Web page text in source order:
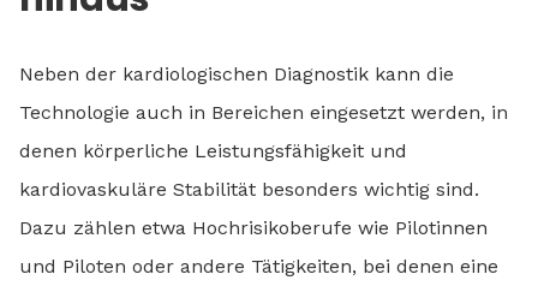
Neben der kardiologischen Diagnostik kann die
Technologie auch in Bereichen eingesetzt werden, in
denen körperliche Leistungsfähigkeit und
kardiovaskuläre Stabilität besonders wichtig sind.
Dazu zählen etwa Hochrisikoberufe wie Pilotinnen
und Piloten oder andere Tätigkeiten, bei denen eine